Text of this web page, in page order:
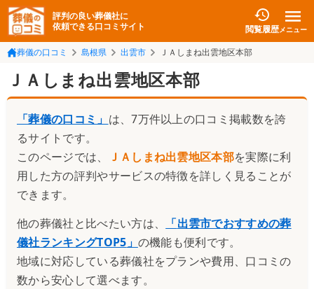
評判の良い葬儀社に
依頼できる口コミサイト
閲覧履歴メニュー
葬儀の口コミ 島根県 出雲市 ＪＡしまね出雲地区本部
ＪＡしまね出雲地区本部
「葬儀の口コミ」 は、7万件以上の口コミ掲載数を誇
るサイトです。
このページでは、
ＪＡしまね出雲地区本部を実際に利
用した方の評判やサービスの特徴を詳しく見ることが
できます。
他の葬儀社と比べたい方は、
「出雲市でおすすめの葬
儀社ランキングTOP5 」 の機能も便利です。
地域に対応している葬儀社をプランや費用、口コミの
数から安心して選べます。